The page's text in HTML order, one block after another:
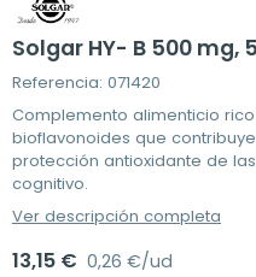
Solgar HY- B 500
Referencia: 071420
Complemento alimenticio
bioflavonoides que
protección antioxidante de
cognitivo.
Ver descripción completa
13,15 € 0,26 €/ud